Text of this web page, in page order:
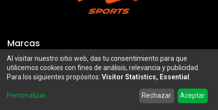
Wishlist Account
Marcas
Troy Lee Designs
100%
Airoh
Mazawi
SIDI
Al visitar nuestro sitio web, das tu consentimiento para que
utilicemos cookies con fines de análisis, relevancia y publicidad.
Para los siguientes propósitos: Visitor Statistics, Essential
Personalizar... Rechazar Aceptar